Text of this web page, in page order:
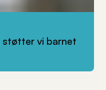
støtter vi barnet